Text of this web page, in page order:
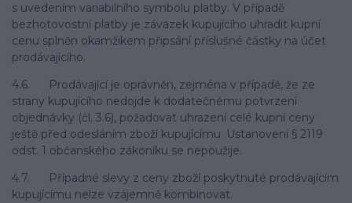
s uvedením variabilního symbolu platby. V případě
bezhotovostní platby je závazek kupujícího uhradit kupní
cenu splněn okamžikem připsání příslušné částky na účet
prodávajícího.
4.6. Prodávající je oprávněn, zejména v případě, že ze
strany kupujícího nedojde k dodatečnému potvrzení
objednávky (čl. 3.6), požadovat uhrazení celé kupní ceny
ještě před odesláním zboží kupujícímu. Ustanovení § 2119
odst. 1 občanského zákoníku se nepoužije.
4.7. Případné slevy z ceny zboží poskytnuté prodávajícím
kupujícímu nelze vzájemně kombinovat.